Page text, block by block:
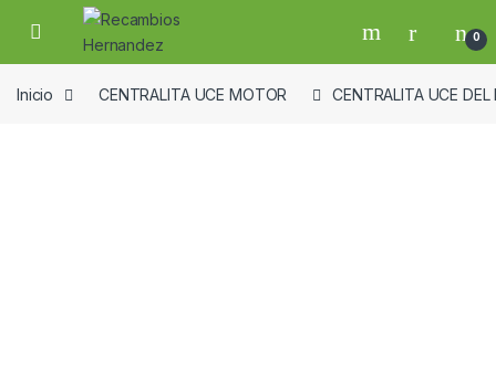
Skip to navigation
Skip to content
Open 0
Inicio CENTRALITA UCE MOTOR CENTRALITA UCE